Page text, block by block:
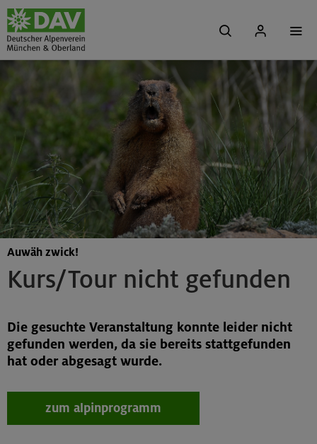
Kurs/Tour nicht gefunden
Auwäh zwick!
Die gesuchte Veranstaltung konnte leider nicht
gefunden werden, da sie bereits stattgefunden
hat oder abgesagt wurde.
zum alpinprogramm